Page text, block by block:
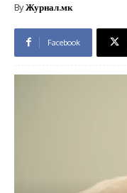
ByЖурнал.мк
Facebook